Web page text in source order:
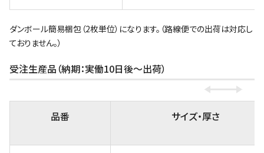
ダンボール簡易梱包（2枚単位）になります。（路線便での出荷は対応し
ておりません。）
受注生産品（納期：実働10日後～出荷）
品番 サイズ・厚さ